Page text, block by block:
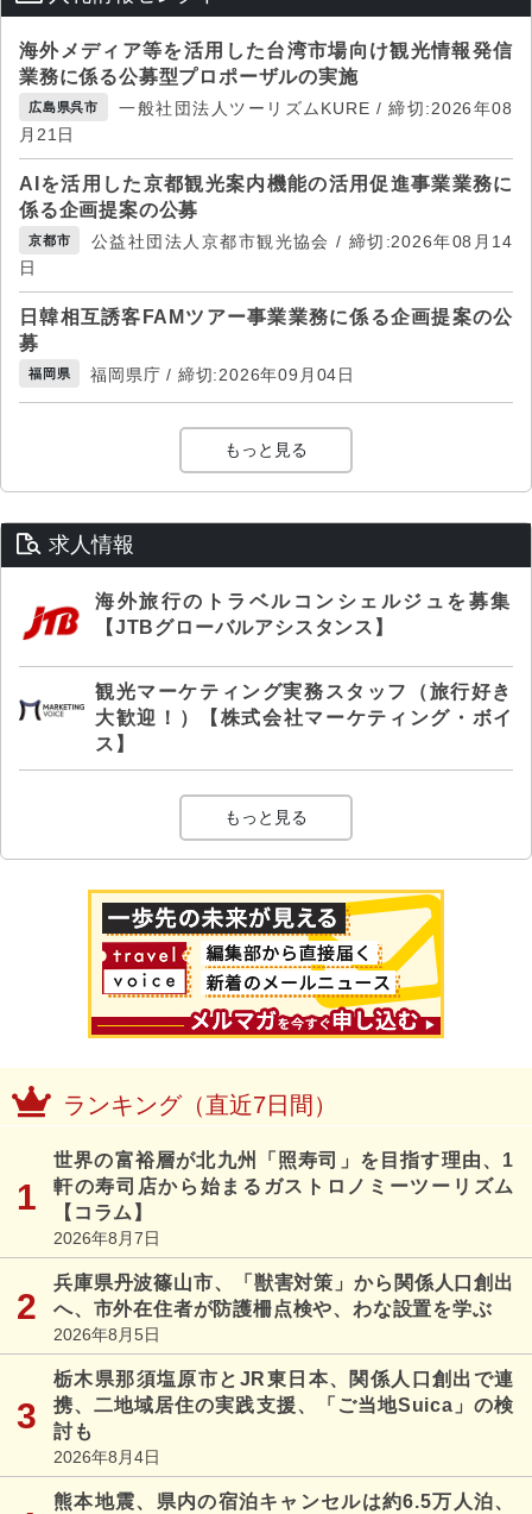
海外メディア等を活用した台湾市場向け観光情報発信
業務に係る公募型プロポーザルの実施
広島県呉市
一般社団法人ツーリズムKURE / 締切:2026年08
月21日
AIを活用した京都観光案内機能の活用促進事業業務に
係る企画提案の公募
京都市
公益社団法人京都市観光協会 / 締切:2026年08月14
日
日韓相互誘客FAMツアー事業業務に係る企画提案の公
募
福岡県 福岡県庁 / 締切:2026年09月04日
もっと見る
求人情報
海外旅行のトラベルコンシェルジュを募集
【JTBグローバルアシスタンス】
観光マーケティング実務スタッフ（旅行好き
大歓迎！）【株式会社マーケティング・ボイ
ス】
もっと見る
ランキング（直近7日間）
世界の富裕層が北九州「照寿司」を目指す理由、1
軒の寿司店から始まるガストロノミーツーリズム
【コラム】
2026年8月7日
兵庫県丹波篠山市、「獣害対策」から関係人口創出
へ、市外在住者が防護柵点検や、わな設置を学ぶ
2026年8月5日
栃木県那須塩原市とJR東日本、関係人口創出で連
携、二地域居住の実践支援、「ご当地Suica」の検
討も
2026年8月4日
熊本地震、県内の宿泊キャンセルは約6.5万人泊、